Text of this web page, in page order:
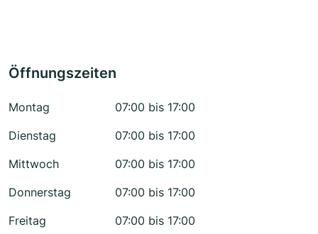
Öffnungszeiten
Montag
07:00 bis 17:00
Dienstag
07:00 bis 17:00
Mittwoch
07:00 bis 17:00
Donnerstag
07:00 bis 17:00
Freitag
07:00 bis 17:00